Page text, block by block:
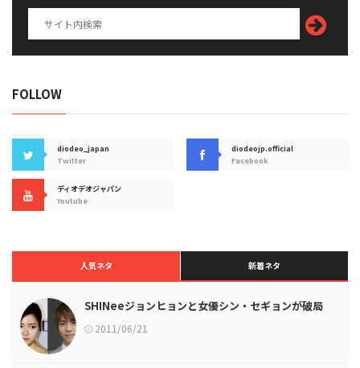
FOLLOW
diodeo_japan
Twitter
diodeojp.official
Facebook
ディオデオジャパン
Youtube
人気ネタ 新着ネタ
SHINeeジョンヒョンと女優シン・セギョンが破局
2011/06/21